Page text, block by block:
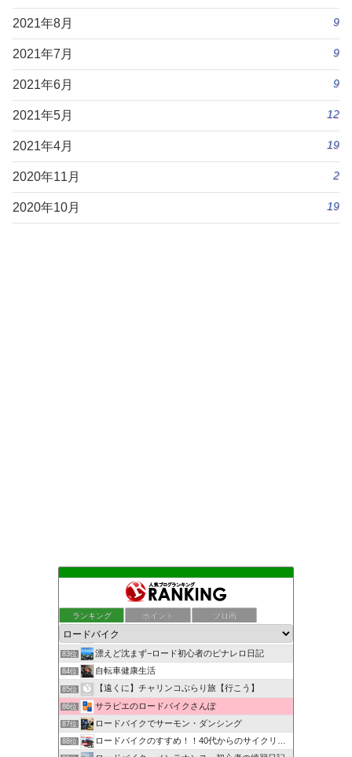
2021年8月 9
2021年7月 9
2021年6月 9
2021年5月 12
2021年4月 19
2020年11月 2
2020年10月 19
ランキング ポイント ブロ画
Ｃｙｃｌｅ ＴＶ（サイクルＴＶ）
ロードバイクとひとりごとと…
81位 らんぱぱ の ロードレーサー日記
82位 ホリゾンタルに憧れて
83位 漂えど沈まず−ロード初心者のピナレロ日記
84位 自転車健康生活
85位 【遠くに】チャリンコぶらり旅【行こう】
86位 サラピエのロードバイクさんぽ
87位 ロードバイクでサーモン・ダンシング
88位 ロードバイクのすすめ！！40代からのサイクリスト生活！